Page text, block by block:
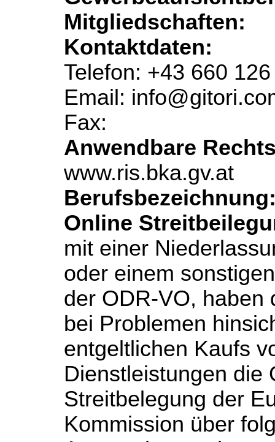
Mitgliedschaften:
Kontaktdaten:
Telefon: +43 660
Email:
Fax:
Anwendbare
www.ris.bka.gv.at
Online
mit einer
oder einem
der ODR-VO, haben
bei Problemen
entgeltlichen Kaufs
Dienstleistungen die
Streitbelegung der
Kommission über